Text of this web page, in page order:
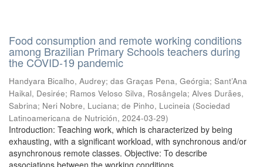
Food consumption and remote working conditions
among Brazilian Primary Schools teachers during
the COVID-19 pandemic
Handyara Bicalho, Audrey; das Graças Pena, Geórgia; Sant’Ana
Haikal, Desirée; Ramos Veloso Silva, Rosângela; Alves Durães,
Sabrina; Neri Nobre, Luciana; de Pinho, Lucineia (Sociedad
Latinoamericana de Nutrición, 2024-03-29)
Introduction: Teaching work, which is characterized by being
exhausting, with a significant workload, with synchronous and/or
asynchronous remote classes. Objective: To describe
associations between the working conditions ...